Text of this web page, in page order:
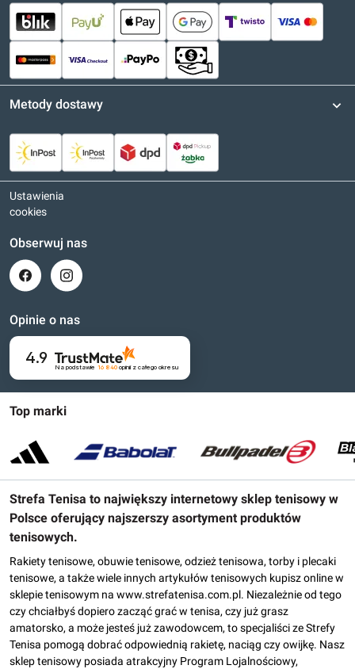
Top marki
Strefa Tenisa to największy internetowy sklep tenisowy w
Polsce oferujący najszerszy asortyment produktów
tenisowych.
Rakiety tenisowe, obuwie tenisowe, odzież tenisowa, torby i plecaki
tenisowe, a także wiele innych artykułów tenisowych kupisz online w
sklepie tenisowym na www.strefatenisa.com.pl. Niezależnie od tego
czy chciałbyś dopiero zacząć grać w tenisa, czy już grasz
amatorsko, a może jesteś już zawodowcem, to specjaliści ze Strefy
Tenisa pomogą dobrać odpowiednią rakietę, naciąg czy owijkę. Nasz
sklep tenisowy posiada atrakcyjny Program Lojalnościowy,
Metody dostawy
Ustawienia
cookies
Obserwuj nas
Opinie o nas
4.9
Na podstawie 16 840opinii z całego okresu